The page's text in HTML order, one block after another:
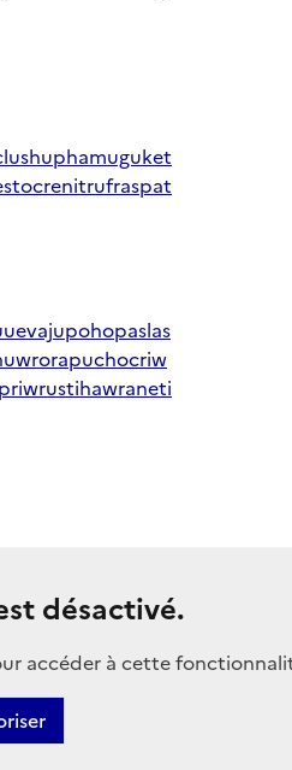
désactivé.
accéder à cette